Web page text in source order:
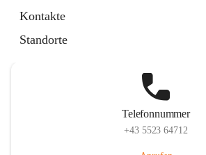
Kontakte
Standorte
Telefonnummer
+43 5523 64712